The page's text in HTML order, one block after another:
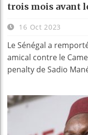
trois mois avant
16 Oct 2023
Le Sénégal a
amical contre le
penalty de Sadio